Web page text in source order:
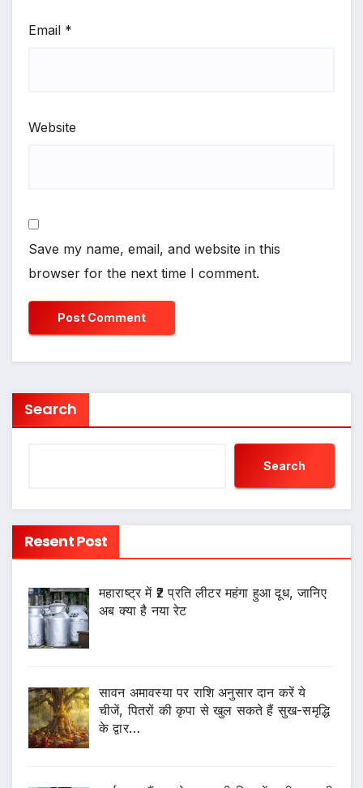
Email *
Website
Save my name, email, and website in this
browser for the next time I comment.
Search
Search
Resent Post
महाराष्ट्र में ₹2 प्रति लीटर महंगा हुआ दूध, जानिए
अब क्या है नया रेट
सावन अमावस्या पर राशि अनुसार दान करें ये
चीजें, पितरों की कृपा से खुल सकते हैं सुख-समृद्धि
के द्वार…